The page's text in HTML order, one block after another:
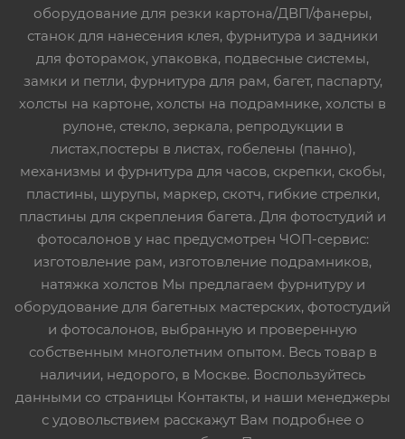
оборудование для резки картона/ДВП/фанеры,
станок для нанесения клея, фурнитура и задники
для фоторамок, упаковка, подвесные системы,
замки и петли, фурнитура для рам, багет, паспарту,
холсты на картоне, холсты на подрамнике, холсты в
рулоне, стекло, зеркала, репродукции в
листах,постеры в листах, гобелены (панно),
механизмы и фурнитура для часов, скрепки, скобы,
пластины, шурупы, маркер, скотч, гибкие стрелки,
пластины для скрепления багета. Для фотостудий и
фотосалонов у нас предусмотрен ЧОП-сервис:
изготовление рам, изготовление подрамников,
натяжка холстов Мы предлагаем фурнитуру и
оборудование для багетных мастерских, фотостудий
и фотосалонов, выбранную и проверенную
собственным многолетним опытом. Весь товар в
наличии, недорого, в Москве. Воспользуйтесь
данными со страницы Контакты, и наши менеджеры
с удовольствием расскажут Вам подробнее о